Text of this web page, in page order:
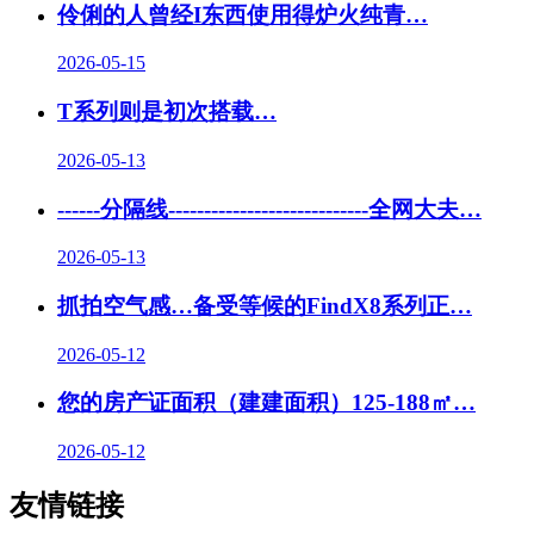
伶俐的人曾经I东西使用得炉火纯青…
2026-05-15
T系列则是初次搭载…
2026-05-13
------分隔线----------------------------全网大夫…
2026-05-13
抓拍空气感…备受等候的FindX8系列正…
2026-05-12
您的房产证面积（建建面积）125-188㎡…
2026-05-12
友情链接